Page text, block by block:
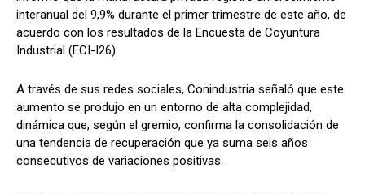
interanual del 9,9% durante el primer trimestre de este año, de
acuerdo con los resultados de la Encuesta de Coyuntura
Industrial (ECI-I26).
A través de sus redes sociales, Conindustria señaló que este
aumento se produjo en un entorno de alta complejidad,
dinámica que, según el gremio, confirma la consolidación de
una tendencia de recuperación que ya suma seis años
consecutivos de variaciones positivas.